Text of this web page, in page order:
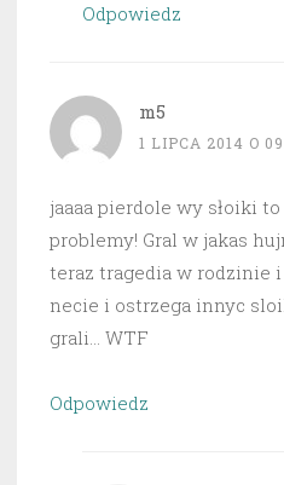
Odpowiedz
m5
1 LIPCA 2014 O
jaaaa pierdole wy słoiki
problemy! Gral w jakas
teraz tragedia w rodzinie
necie i ostrzega innyc
grali… WTF
Odpowiedz